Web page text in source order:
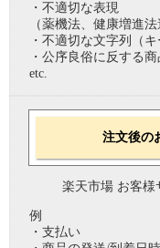
・不適切な表現
（薬機法、健康増進法
・不適切な文字列（キ
・公序良俗に反する商
etc.
注文後の
楽天市場 お客様
例
・支払い